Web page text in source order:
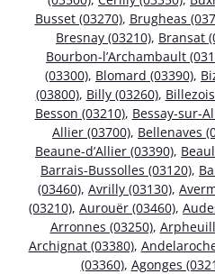
Busset (03270), Brugheas
Bresnay (03210), Bransat
Bourbon-l’Archambault
(03300), Blomard (03390),
(03800), Billy (03260),
Besson (03210), Bessay-sur-
Allier (03700), Bellenaves
Beaune-d’Allier (03390),
Barrais-Bussolles (03120),
(03460), Avrilly (03130),
(03210), Aurouër (03460),
Arronnes (03250),
Archignat (03380),
(03360), Agonges